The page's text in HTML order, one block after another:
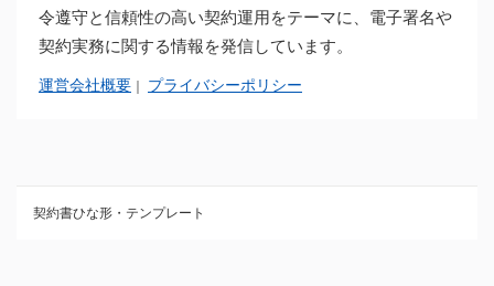
令遵守と信頼性の高い契約運用をテーマに、電子署名や
契約実務に関する情報を発信しています。
運営会社概要 ｜ プライバシーポリシー
契約書ひな形・テンプレート